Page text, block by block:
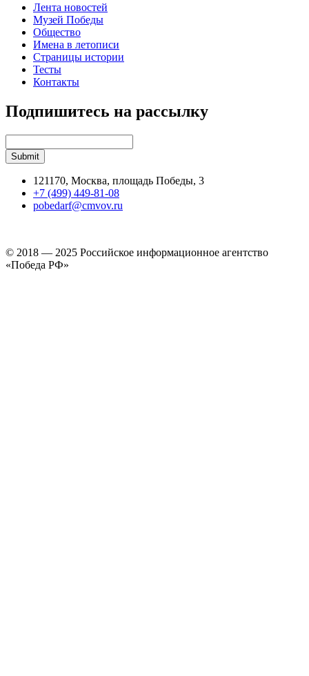
Лента новостей
Музей Победы
Общество
Имена в летописи
Страницы истории
Тесты
Контакты
Подпишитесь на рассылку
121170, Москва, площадь Победы, 3
+7 (499) 449-81-08
pobedarf@cmvov.ru
© 2018 — 2025 Российское информационное агентство
«Победа РФ»